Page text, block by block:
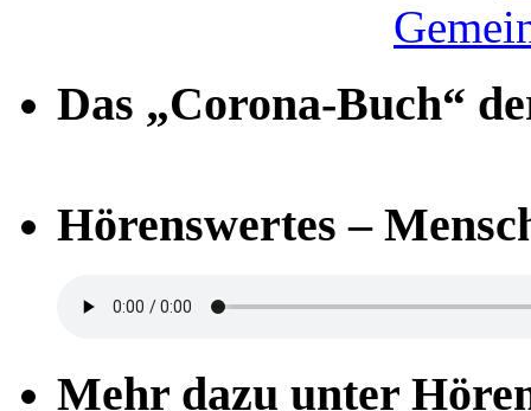
Das „Corona-Buch“
Hörenswertes –
Mehr dazu unter